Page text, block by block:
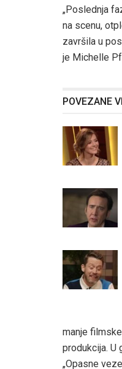
„Poslednja
na scenu,
završila u
je Michelle
POVEZANE
manje
produkcija. U
„Opasne